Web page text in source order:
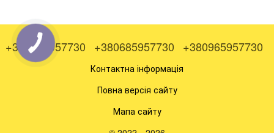
+380505957730 +380685957730 +380965957730
Контактна інформація
Повна версія сайту
Мапа сайту